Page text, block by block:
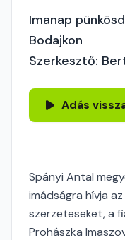
Imanap
Bodajkon
Szerkesztő:
Adás
Spányi Antal
imádságra hívja
szerzeteseket, a
Prohászka